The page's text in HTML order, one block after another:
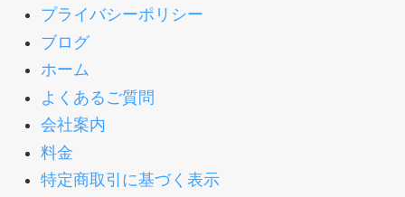
プライバシーポリシー
ブログ
ホーム
よくあるご質問
会社案内
料金
特定商取引に基づく表示